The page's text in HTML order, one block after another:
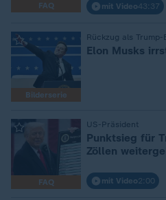
FAQ
mit Video43:37
Bilderserie
Rückzug als
:
Elon Musks
FAQ
US-Präsident
Punktsieg für
Zöllen
mit Video2:00